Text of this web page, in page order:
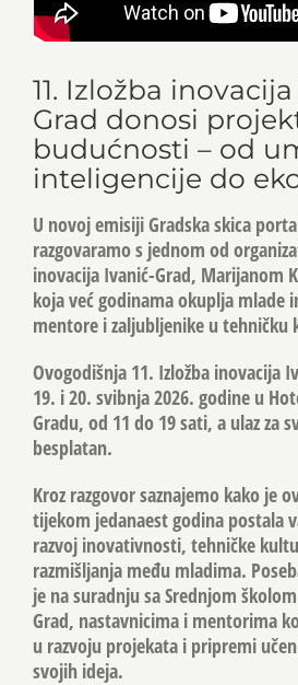
11. Izložba
Grad donosi
budućnosti – od
inteligencije do
U novoj emisijiGradska skica
razgovaramo s jednom od
inovacija Ivanić-Grad, Marijanom
koja već godinama okuplja mlade
mentore i zaljubljenike u tehničku
Ovogodišnja 11. Izložba inovacija
19. i 20. svibnja 2026. godine u
Gradu, od 11 do 19 sati, a ulaz za
besplatan.
Kroz razgovor saznajemo kako je
tijekom jedanaest godina postala
razvoj inovativnosti, tehničke
razmišljanja među mladima.
je na suradnju sa Srednjom
Grad, nastavnicima i mentorima
u razvoju projekata i pripremi
svojih ideja.